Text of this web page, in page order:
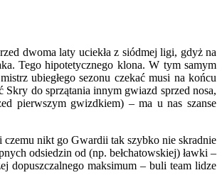
dwoma laty uciekła z siódmej ligi, gdyż na
Tego hipotetycznego klona. W tym samym
ubiegłego sezonu czekać musi na końcu
do sprzątania innym gwiazd sprzed nosa,
pierwszym gwizdkiem) – ma u nas szanse
nikt go Gwardii tak szybko nie skradnie
odsiedzin od (np. bełchatowskiej) ławki –
dopuszczalnego maksimum – buli team lidze